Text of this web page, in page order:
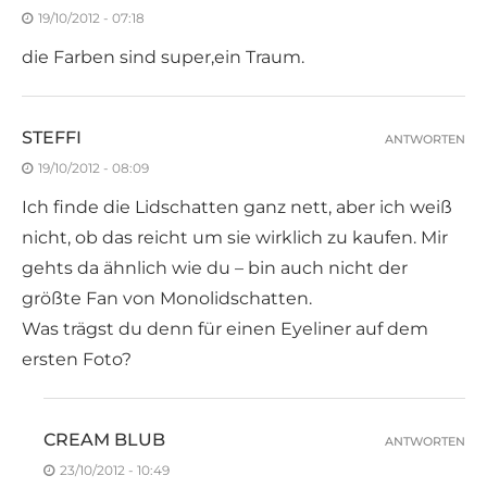
19/10/2012 - 07:18
die Farben sind super,ein Traum.
STEFFI
19/10/2012 - 08:09
Ich finde die Lidschatten ganz nett, aber ich weiß
nicht, ob das reicht um sie wirklich zu kaufen. Mir
gehts da ähnlich wie du – bin auch nicht der
größte Fan von Monolidschatten.
Was trägst du denn für einen Eyeliner auf dem
ersten Foto?
ANTWORTEN
CREAM BLUB
23/10/2012 - 10:49
ANTWORTEN